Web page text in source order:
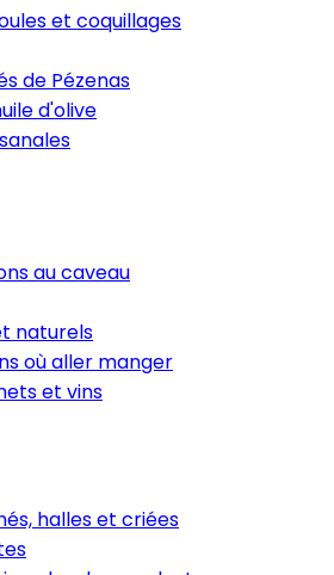
et coquillages
de Pézenas
d'olive
au caveau
naturels
où aller manger
et vins
halles et criées